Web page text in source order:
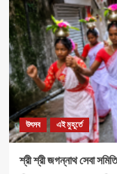
নতুন
ভাবনায়
রাজ্যের
উন্নয়ন
গতি
পাবে:
দাবী
সৌমেন
কোলের
উৎসব এই মুহূর্তে
শ্রী শ্রী জগন্নাথ সেবা